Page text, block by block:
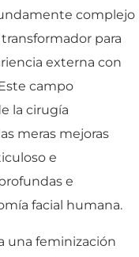
complejo
para
externa con
campo
la cirugía
meras mejoras
e
e
facial humana.
una feminización